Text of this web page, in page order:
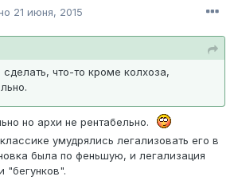
21 июня, 2015
что-то кроме колхоза,
но архи не рентабельно.
умудрялись легализовать его в
была по феньшую, и легализация
"бегунков".